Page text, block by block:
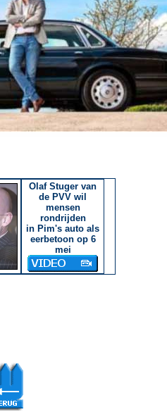
Olaf Stuger van
de PVV wil
mensen
rondrijden
in Pim's auto als
eerbetoon op 6
mei